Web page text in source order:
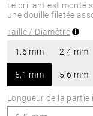
Le brillant est monté
une douille filetée
Taille / Diamètre
1,6 mm 2,4 mm
5,1 mm 5,6 mm
Longueur de la partie